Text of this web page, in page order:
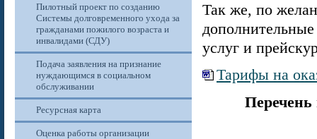
Пилотный проект по созданию
Системы долговременного ухода за
гражданами пожилого возраста и
инвалидами (СДУ)
Подача заявления на признание
нуждающимся в социальном
обслуживании
Ресурсная карта
Оценка работы организации
Так же, по
услуг и
Тарифы на
Перечень